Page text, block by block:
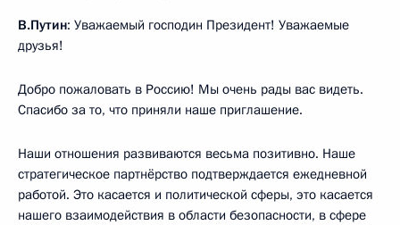
В.Путин: Уважаемый господин Президент! Уважаемые
друзья!
Добро пожаловать в Россию! Мы очень рады вас видеть.
Спасибо за то, что приняли наше приглашение.
Наши отношения развиваются весьма позитивно. Наше
стратегическое партнёрство подтверждается ежедневной
работой. Это касается и политической сферы, это касается
нашего взаимодействия в области безопасности, в сфере